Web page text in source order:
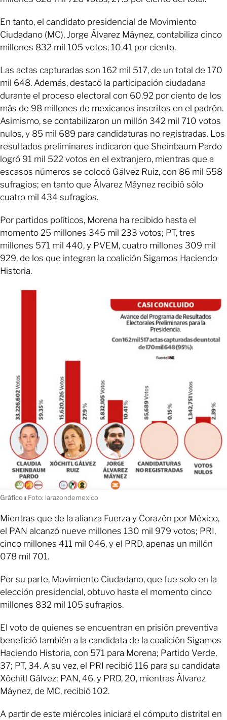
En tanto, el candidato presidencial de Movimiento
Ciudadano (MC), Jorge Álvarez Máynez, contabiliza cinco
millones 832 mil 105 votos, 10.41 por ciento.
Las actas capturadas son 162 mil 517, de un total de 170
mil 648. Además, destacó la participación ciudadana
durante el proceso electoral con 60.92 por ciento de los
más de 98 millones de mexicanos inscritos en el padrón.
Asimismo, se contabilizaron un millón 342 mil 710 votos
nulos, y 85 mil 689 para candidaturas no registradas. Los
resultados preliminares indicaron que Sheinbaum Pardo
logró 91 mil 522 votos en el extranjero, mientras que a
escasos números se colocó Gálvez Ruiz, con 86 mil 558
sufragios; en tanto que Álvarez Máynez recibió sólo
cuatro mil 434 sufragios.
Por partidos políticos, Morena ha recibido hasta el
momento 25 millones 345 mil 233 votos; PT, tres
millones 571 mil 440, y PVEM, cuatro millones 309 mil
929, de los que integran la coalición Sigamos Haciendo
Historia.
Gráficoı Foto: larazondemexico
Mientras que de la alianza Fuerza y Corazón por México,
el PAN alcanzó nueve millones 130 mil 979 votos; PRI,
cinco millones 411 mil 046, y el PRD, apenas un millón
078 mil 701.
Por su parte, Movimiento Ciudadano, que fue solo en la
elección presidencial, obtuvo hasta el momento cinco
millones 832 mil 105 sufragios.
El voto de quienes se encuentran en prisión preventiva
benefició también a la candidata de la coalición Sigamos
Haciendo Historia, con 571 para Morena; Partido Verde,
37; PT, 34. A su vez, el PRI recibió 116 para su candidata
Xóchitl Gálvez; PAN, 46, y PRD, 20, mientras Álvarez
Máynez, de MC, recibió 102.
A partir de este miércoles iniciará el cómputo distrital en